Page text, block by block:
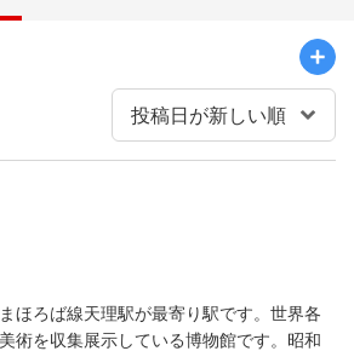
ほろば線天理駅が最寄り駅です。世界各
術を収集展示している博物館です。昭和